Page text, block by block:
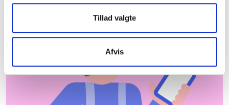
Tillad valgte
Afvis